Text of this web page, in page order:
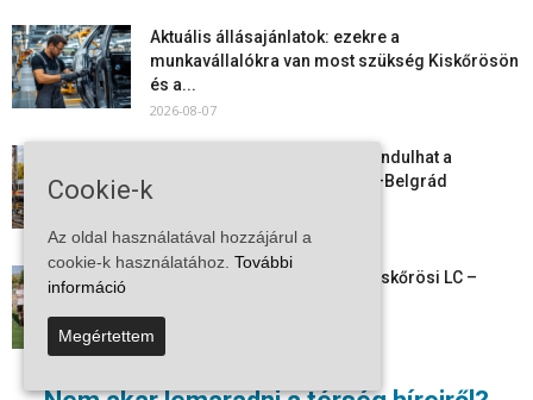
Aktuális állásajánlatok: ezekre a
munkavállalókra van most szükség Kiskőrösön
és a...
2026-08-07
Vitézy Dávid: már ősszel újraindulhat a
személyszállítás a Budapest–Belgrád
vasútvonalon
2026-08-06
Megkezdte a felkészülést a Kiskőrösi LC –
Mi történik Európa felett? Ezért nem tud
Cookie-k
Az oldal használatával hozzájárul a
cookie-k használatához. További
információ
Megértettem